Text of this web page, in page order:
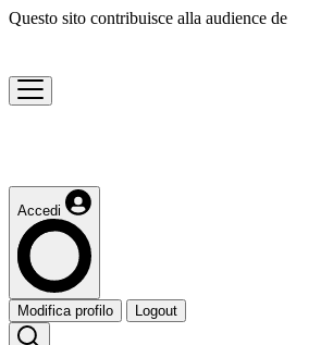
Questo sito contribuisce alla audience de
Accedi
Modifica profilo Logout